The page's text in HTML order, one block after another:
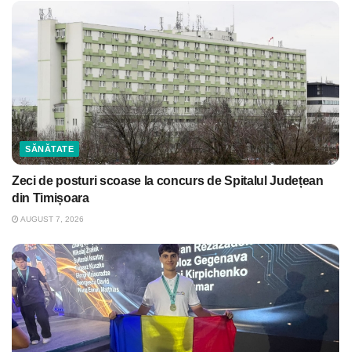
SĂNĂTATE
Zeci de posturi scoase la concurs de Spitalul Județean
din Timișoara
AUGUST 7, 2026